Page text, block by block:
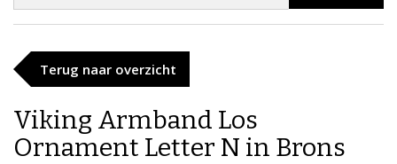
Terug naar overzicht
Viking Armband Los
Ornament Letter N in Brons